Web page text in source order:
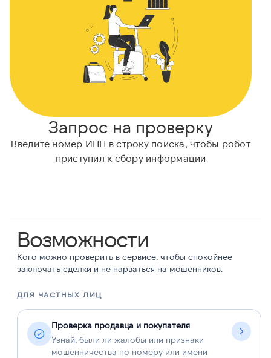
Запрос на проверку
Введите номер ИНН в строку поиска, чтобы робот
приступил к сбору информации
Возможности
Кого можно проверить в сервисе, чтобы спокойнее
заключать сделки и не нарваться на мошенников.
ДЛЯ ЧАСТНЫХ ЛИЦ
Проверка продавца и покупателя
Узнай, были ли жалобы или признаки
мошенничества по номеру или имени